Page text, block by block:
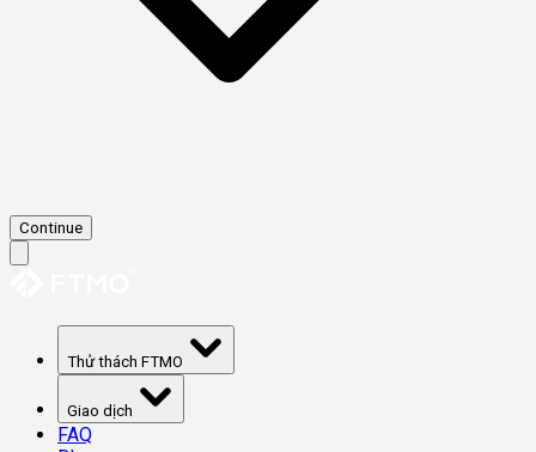
Continue
Thử thách FTMO
Giao dịch
FAQ